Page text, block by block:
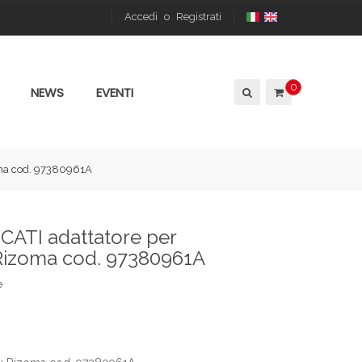
Accedi o Registrati
0
NEWS EVENTI
cod. 97380961A
adattatore per
cod. 97380961A